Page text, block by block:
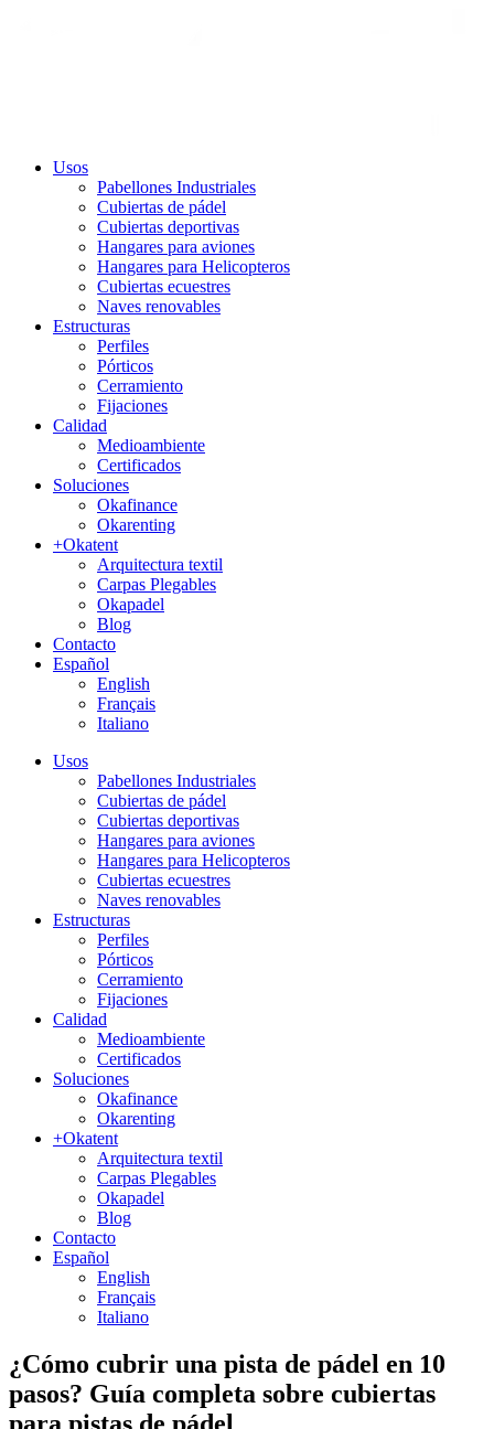
Usos
Pabellones Industriales
Cubiertas de pádel
Cubiertas deportivas
Hangares para aviones
Hangares para Helicopteros
Cubiertas ecuestres
Naves renovables
Estructuras
Perfiles
Pórticos
Cerramiento
Fijaciones
Calidad
Medioambiente
Certificados
Soluciones
Okafinance
Okarenting
+Okatent
Arquitectura textil
Carpas Plegables
Okapadel
Blog
Contacto
Español
English
Français
Italiano
Usos
Pabellones Industriales
Cubiertas de pádel
Cubiertas deportivas
Hangares para aviones
Hangares para Helicopteros
Cubiertas ecuestres
Naves renovables
Estructuras
Perfiles
Pórticos
Cerramiento
Fijaciones
Calidad
Medioambiente
Certificados
Soluciones
Okafinance
Okarenting
+Okatent
Arquitectura textil
Carpas Plegables
Okapadel
Blog
Contacto
Español
English
Français
Italiano
¿Cómo cubrir una pista de pádel en 10
pasos? Guía completa sobre cubiertas